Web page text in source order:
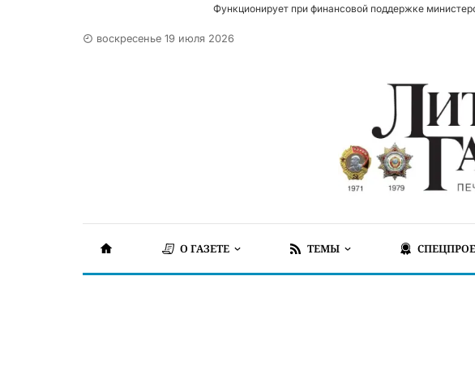
Функционирует при финансовой поддержке
воскресенье 19 июля 2026
О ГАЗЕТЕ ТЕМЫ